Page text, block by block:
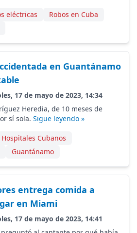
eléctricas
Robos en Cuba
en Guantánamo
17 de mayo de 2023, 14:34
Heredia, de 10 meses de
sí sola. Sigue leyendo »
Hospitales Cubanos
Guantánamo
entrega comida a
en Miami
17 de mayo de 2023, 14:41